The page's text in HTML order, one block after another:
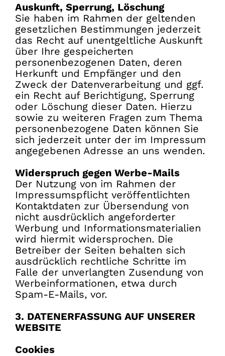
Auskunft, Sperrung, Löschung
Sie haben im Rahmen der geltenden
gesetzlichen Bestimmungen jederzeit
das Recht auf unentgeltliche Auskunft
über Ihre gespeicherten
personenbezogenen Daten, deren
Herkunft und Empfänger und den
Zweck der Datenverarbeitung und ggf.
ein Recht auf Berichtigung, Sperrung
oder Löschung dieser Daten. Hierzu
sowie zu weiteren Fragen zum Thema
personenbezogene Daten können Sie
sich jederzeit unter der im Impressum
angegebenen Adresse an uns wenden.
Widerspruch gegen Werbe-Mails
Der Nutzung von im Rahmen der
Impressumspflicht veröffentlichten
Kontaktdaten zur Übersendung von
nicht ausdrücklich angeforderter
Werbung und Informationsmaterialien
wird hiermit widersprochen. Die
Betreiber der Seiten behalten sich
ausdrücklich rechtliche Schritte im
Falle der unverlangten Zusendung von
Werbeinformationen, etwa durch
Spam-E-Mails, vor.
3. DATENERFASSUNG AUF UNSERER
WEBSITE
Cookies